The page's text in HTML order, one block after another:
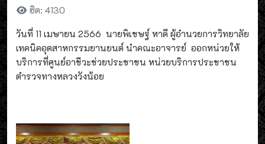
ฮิต: 4130
วันที่ 11 เมษายน 2566 นายพิเชษฐ์ หาดี ผู้อำนวยการวิทยาลัย
เทคนิคอุตสาหกรรมยานยนต์ นำคณะอาจารย์ ออกหน่วยให้
บริการที่ศูนย์อาชีวะช่วยประชาชน หน่วยบริการประชาชน
ตำรวจทางหลวงวังน้อย